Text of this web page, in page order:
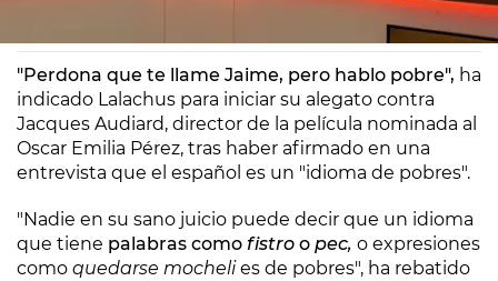
"Perdona que te llame Jaime, pero hablo pobre", ha
indicado Lalachus para iniciar su alegato contra
Jacques Audiard, director de la película nominada al
Oscar Emilia Pérez, tras haber afirmado en una
entrevista que el español es un "idioma de pobres".
"Nadie en su sano juicio puede decir que un idioma
que tiene palabras como fistro o pec, o expresiones
como quedarse mochelies de pobres", ha rebatido